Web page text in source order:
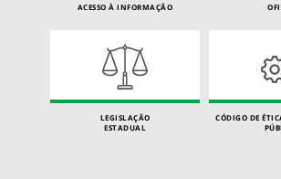
ACESSO À INFORMAÇÃO
LEGISLAÇÃO
ESTADUAL
CÓDIGO DE